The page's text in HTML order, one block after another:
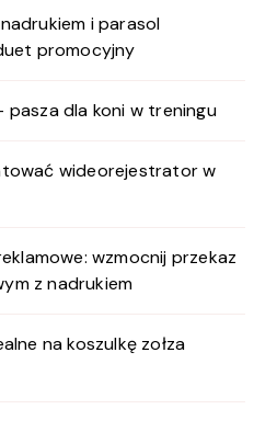
i parasol
promocyjny
pasza dla koni w treningu
wideorejestrator w
wzmocnij przekaz
z nadrukiem
na koszulkę zołza